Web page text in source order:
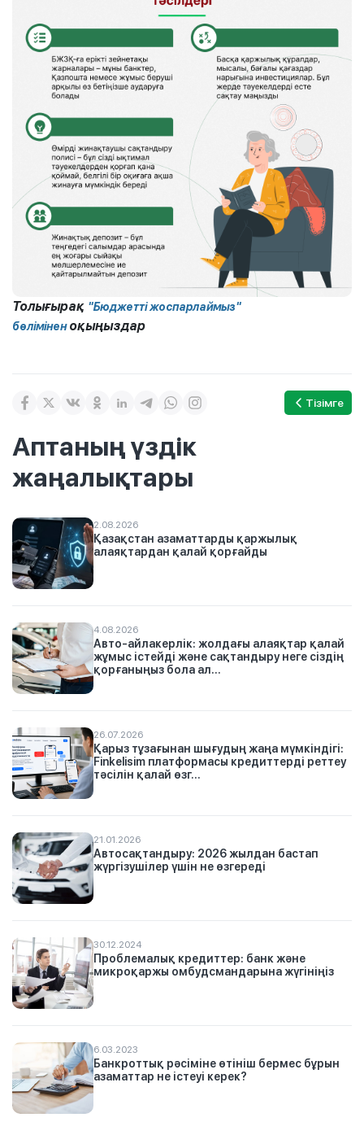
Толығырақ "Бюджетті жоспарлаймыз"
бөліміненоқыңыздар
Тізімге
Аптаның үздік
жаңалықтары
2.08.2026
Қазақстан азаматтарды қаржылық
алаяқтардан қалай қорғайды
4.08.2026
Авто-айлакерлік: жолдағы алаяқтар қалай
жұмыс істейді және сақтандыру неге сіздің
қорғаныңыз бола ал...
26.07.2026
Қарыз тұзағынан шығудың жаңа мүмкіндігі:
Finkelisim платформасы кредиттерді реттеу
тәсілін қалай өзг...
21.01.2026
Автосақтандыру: 2026 жылдан бастап
жүргізушілер үшін не өзгереді
30.12.2024
Проблемалық кредиттер: банк және
микроқаржы омбудсмандарына жүгініңіз
6.03.2023
Банкроттық рәсіміне өтініш бермес бұрын
азаматтар не істеуі керек?